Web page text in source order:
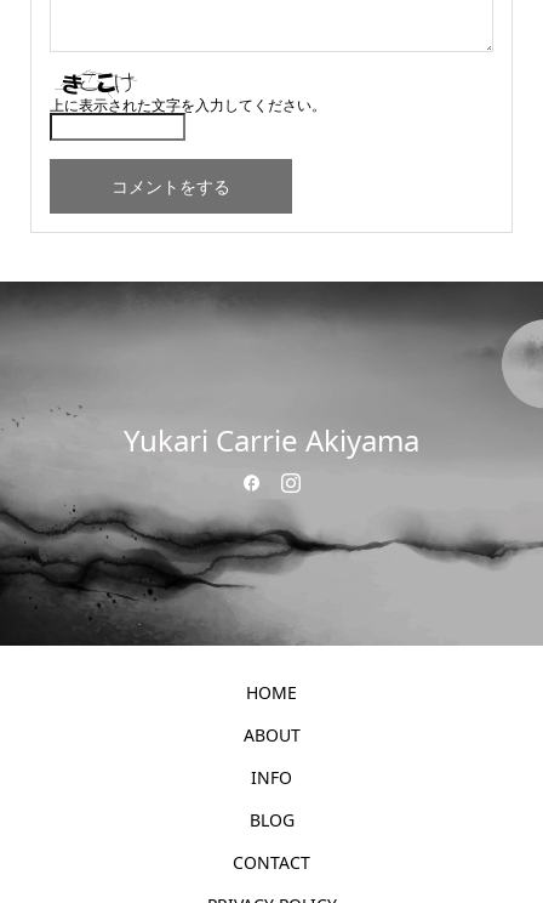
上に表示された文字を入力してください。
Yukari Carrie Akiyama
HOME
ABOUT
INFO
BLOG
CONTACT